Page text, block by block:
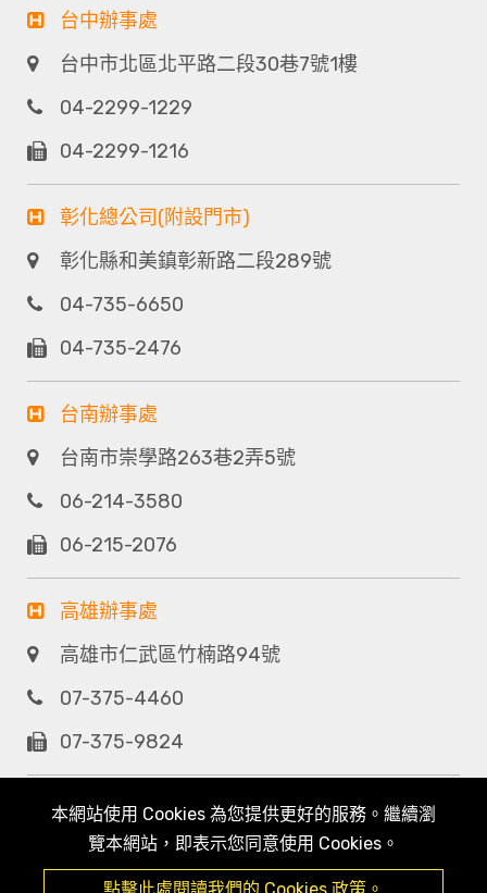
本網站使用 Cookies 為您提供更好的服務。繼續瀏
覽本網站，即表示您同意使用 Cookies。
台中辦事處
台中市北區北平路二段30巷7號1樓
04-2299-1229
04-2299-1216
彰化總公司(附設門市)
彰化縣和美鎮彰新路二段289號
04-735-6650
04-735-2476
台南辦事處
台南市崇學路263巷2弄5號
06-214-3580
06-215-2076
高雄辦事處
高雄市仁武區竹楠路94號
07-375-4460
07-375-9824